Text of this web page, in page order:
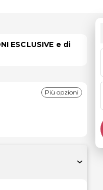
ESCLUSIVE e di
Più opzioni